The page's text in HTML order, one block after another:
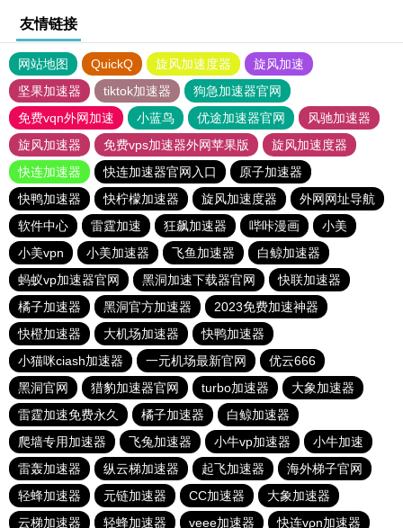
友情链接
网站地图 QuickQ 旋风加速度器
旋风加速
坚果加速器
tiktok加速器
狗急加速器官网
免费vqn外网加速
小蓝鸟 优途加速器官网
风驰加速器
旋风加速器
免费vps加速器外网苹果版
旋风加速度器
快连加速器
快连加速器官网入口
原子加速器
快鸭加速器
快柠檬加速器 旋风加速度器
外网网址导航
软件中心
雷霆加速 狂飙加速器 哔咔漫画
小美
小美vpn
小美加速器 飞鱼加速器
白鲸加速器
蚂蚁vp加速器官网
黑洞加速下载器官网
快联加速器
橘子加速器
黑洞官方加速器
2023免费加速神器
快橙加速器
大机场加速器
快鸭加速器
小猫咪ciash加速器
一元机场最新官网
优云666
黑洞官网
猎豹加速器官网 turbo加速器
大象加速器
雷霆加速免费永久
橘子加速器
白鲸加速器
爬墙专用加速器
飞兔加速器 小牛vp加速器
小牛加速
雷轰加速器
纵云梯加速器 起飞加速器
海外梯子官网
轻蜂加速器
元链加速器 CC加速器
大象加速器
云梯加速器
轻蜂加速器 veee加速器 快连vρn加速器